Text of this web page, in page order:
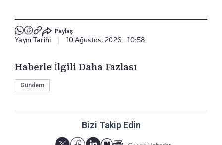
Paylaş
Yayın Tarihi 10 Ağustos, 2026 - 10:58
Haberle İlgili Daha Fazlası
Gündem
Bizi Takip Edin